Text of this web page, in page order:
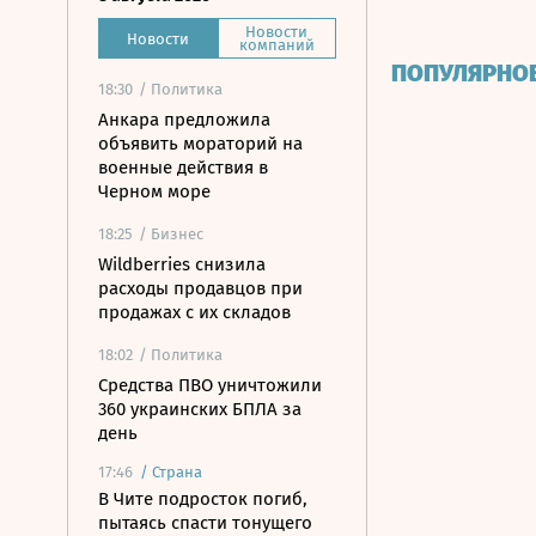
Новости Новости
компаний
18:30 / Политика
Анкара предложила
объявить мораторий на
военные действия в
Черном море
18:25 / Бизнес
Wildberries снизила
расходы продавцов при
продажах с их складов
18:02 / Политика
Средства ПВО уничтожили
360 украинских БПЛА за
день
17:46 / Страна
В Чите подросток погиб,
пытаясь спасти тонущего